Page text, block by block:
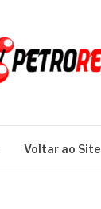
Voltar ao Site